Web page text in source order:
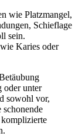
wie Platzmangel,
Schieflage
sein.
Karies oder
oder unter
sowohl vor,
schonende
komplizierte